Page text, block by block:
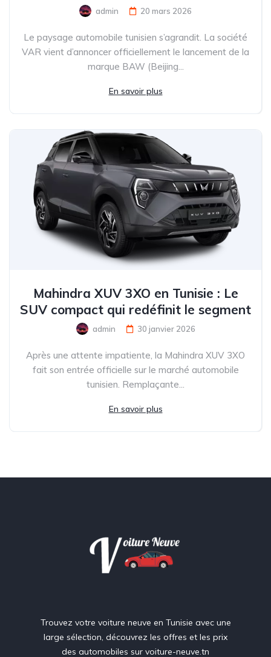
admin 20 mars 2026
Le paysage automobile tunisien s’agrandit. La société
VAR vient d’annoncer officiellement le lancement de la
marque BAW (Beijing...
En savoir plus
Mahindra XUV 3XO en Tunisie : Le
SUV compact qui redéfinit le segment
admin 30 janvier 2026
Après une attente impatiente, la Mahindra XUV 3XO
fait son entrée officielle sur le marché automobile
tunisien. Remplaçante...
En savoir plus
Trouvez votre voiture neuve en Tunisie avec une
large sélection, découvrez les offres et les prix
des automobiles sur voiture-neuve.tn